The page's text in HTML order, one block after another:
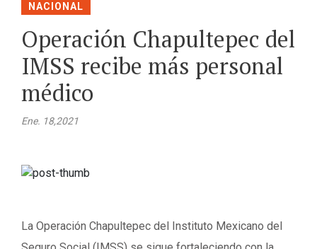
NACIONAL
Operación Chapultepec del
IMSS recibe más personal
médico
Ene. 18,2021
La Operación Chapultepec del Instituto Mexicano del